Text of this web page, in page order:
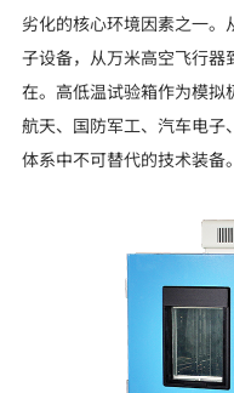
劣化的核心环境因素之一
子设备，从万米高空飞行
在。高低温试验箱作为模拟
航天、国防军工、汽车电子
体系中不可替代的技术装备。